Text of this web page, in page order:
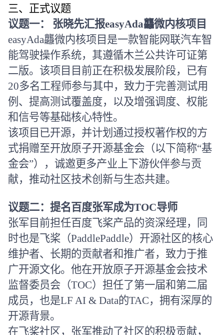
三、正式议题
议题一： 张晓先汇报easyAda龘微内核项目
easyAda龘微内核项目是一款智能网联汽车智
能驾驶操作系统，其遵循木兰公共许可证第
二版。该项目目前正在积极发展阶段，已有
20多名工程师参与其中，致力于完善测试用
例、提高测试覆盖度，以及增强调度、权能
和信号等基础核心特性。
该项目已开源，并计划通过授权著作权的方
式捐赠至开放原子开源基金会（以下简称“基
金会”），诚邀更多产业上下游伙伴参与贡
献，推动社区技术创新与生态共建。
议题二：提名百度张军成为TOC导师
张军目前担任百度飞桨产品的资深经理，同
时也是飞桨（PaddlePaddle）开源社区的核心
维护者、长期的贡献者和推广者，致力于推
广开源文化。他在开放原子开源基金会技术
监督委员会（TOC）担任了第一届和第二届
成员，也是LF AI & Data的TAC，拥有深厚的
开源背景。
在飞桨社区，张军推动了社区的积极贡献，